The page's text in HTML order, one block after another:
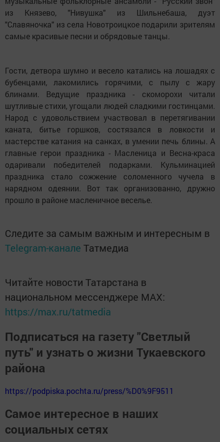
из Князево, "Нивушка" из Шильнебаша, дуэт
"Славяночка" из села Новотроицкое подарили зрителям
самые красивые песни и обрядовые танцы.
Гости, детвора шумно и весело катались на лошадях с
бубенцами, лакомились горячими, с пылу с жару
блинами. Ведущие праздника - скоморохи читали
шутливые стихи, угощали людей сладкими гостинцами.
Народ с удовольствием участвовал в перетягивании
каната, битье горшков, состязался в ловкости и
мастерстве катания на санках, в умении печь блины. А
главные герои праздника - Масленица и Весна-краса
одаривали победителей подарками. Кульминацией
праздника стало сожжение соломенного чучела в
нарядном одеянии. Вот так организованно, дружно
прошло в районе масленичное веселье.
Следите за самым важным и интересным в
Telegram-канале Татмедиа
Читайте новости Татарстана в
национальном мессенджере MАХ:
https://max.ru/tatmedia
Подписаться на газету "Светлый
путь" и узнать о жизни Тукаевского
района
https://podpiska.pochta.ru/press/%D0%9F9511
Самое интересное в наших
социальных сетях